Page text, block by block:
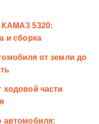
КАМАЗ 5320:
и сборка
от земли до
ходовой части
автомобиля: